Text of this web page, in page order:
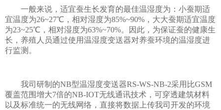
一般来说，适宜蚕生长发育的最佳温湿度为：小蚕期适
宜温度为26~27℃，相对湿度为85%~90%，大大蚕期适宜温度
为23~25℃，相对湿度为63%~70%。因此，为保证蚕的健康生
长，养殖人员通过使用温湿度变送器对养蚕环境的温湿度进
行监测。
我司研制的NB型温湿度变送器RS-WS-NB-2采用比GSM
覆盖范围增大7倍的NB-IOT无线通讯技术，可穿透建筑材料
以及标准统一的无线网络，直接将数据上传我司开发的环境